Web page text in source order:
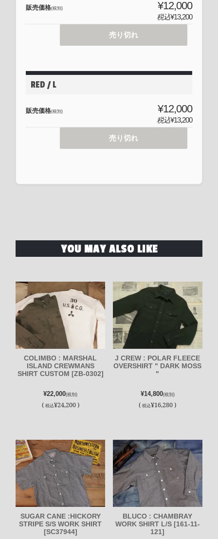
販売価格(税別) ¥12,000
税込¥13,200
売り切れ
RED / L
販売価格(税別) ¥12,000
税込¥13,200
売り切れ
YOU MAY ALSO LIKE
COLIMBO : MARSHAL
ISLAND CREWMANS
SHIRT CUSTOM [ZB-0302]
¥22,000(税別)
( 税込¥24,200 )
J CREW : POLAR FLEECE
OVERSHIRT " DARK MOSS
"
¥14,800(税別)
(税込¥16,280 )
SUGAR CANE :HICKORY
STRIPE S/S WORK SHIRT
[SC37944]
BLUCO : CHAMBRAY
WORK SHIRT L/S [161-11-
121]